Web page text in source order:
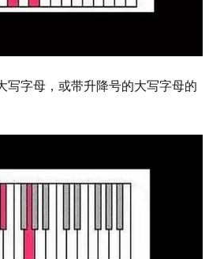
写字母，或带升降号的大写字母的